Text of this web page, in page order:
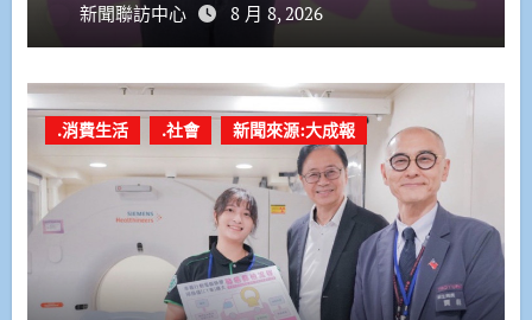
新聞聯訪中心 8 月 8, 2026
.消費生活 .社會 新聞來源:大成報